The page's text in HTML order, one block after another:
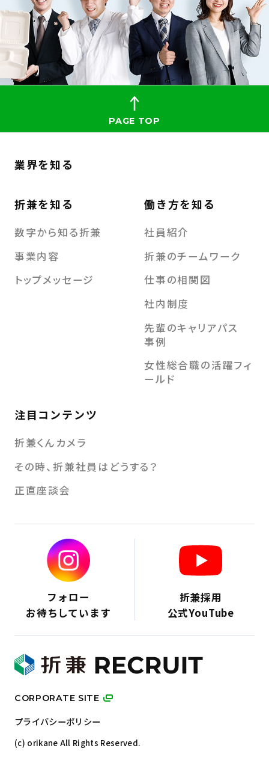
PAGE TOP
業界を知る
折兼を知る
数字から知る折兼
事業内容
トップメッセージ
働き方を知る
社員紹介
折兼のチームワーク
仕事の相関図
社内制度
先輩のキャリアパス
事例
女性総合職の活躍フィ
ールド
注目コンテンツ
折兼くんカメラ
その時、折兼社員はどうする？
正直座談会
フォロー
お待ちしています
折兼採用
公式YouTube
CORPORATE SITE
プライバシーポリシー
(c) orikane All Rights Reserved.